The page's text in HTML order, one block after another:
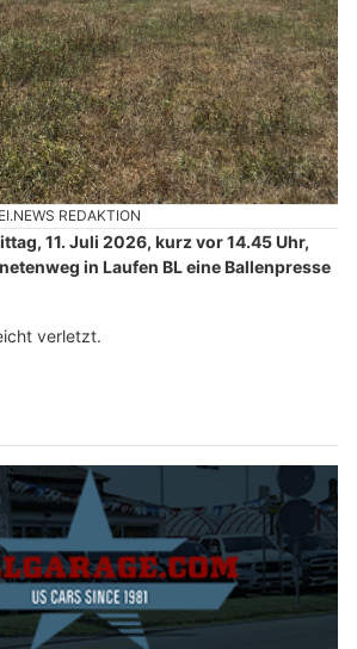
REDAKTION
11. Juli 2026, kurz vor 14.45 Uhr,
in Laufen BL eine Ballenpresse
verletzt.